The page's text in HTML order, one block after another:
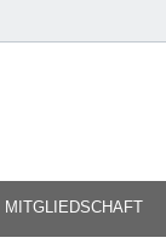
MITGLIEDSCHAFT